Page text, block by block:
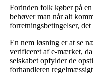
Forinden folk køber på
behøver man når alt
forretningsbetingelser,
En nem løsning er at se
verificeret af e-mærket,
selskabet opfylder de
forhandleren